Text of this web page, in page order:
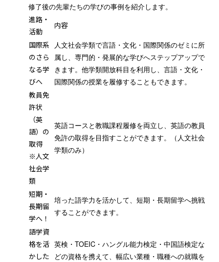
修了後の先輩たちの学びの事例を紹介します。
進路・
活動
内容
国際系
のさら
なる学
びへ
人文社会学類で言語・文化・国際関係のゼミに所
属し、専門的・発展的な学びへステップアップで
きます。他学類開放科目を利用し、言語・文化・
国際関係の授業を履修することもできます。
教員免
許状
（英
語）の
取得
※人文
社会学
類
英語コースと教職課程履修を両立し、英語の教員
免許の取得を目指すことができます。（人文社会
学類のみ）
短期・
長期留
学へ！
培った語学力を活かして、短期・長期留学へ挑戦
することができます。
語学資
格を活
かした
英検・TOEIC・ハングル能力検定・中国語検定な
どの資格を携えて、幅広い業種・職種への就職を